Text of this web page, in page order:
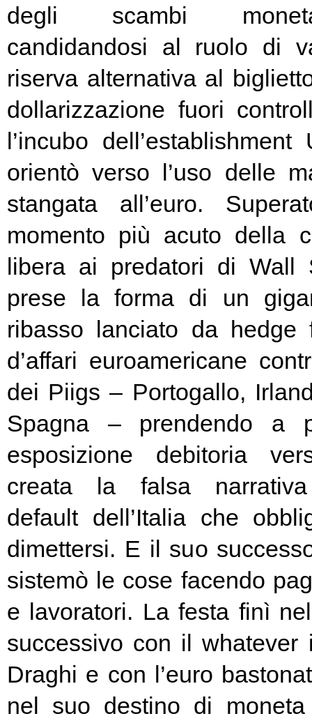
degli scambi
candidandosi al ruolo di
riserva alternativa al
dollarizzazione fuori
l’incubo
orientò verso l’uso delle
stangata all’euro.
momento più acuto della
libera ai predatori di Wall
prese la forma di un
ribasso lanciato da hedge
d’affari euroamericane
dei Piigs – Portogallo,
Spagna – prendendo a
esposizione debitoria
creata la falsa narrativa
default dell’Italia che
dimettersi. E il suo
sistemò le cose facendo
e lavoratori. La festa finì
successivo con il whatever
Draghi e con l’euro
nel suo destino di